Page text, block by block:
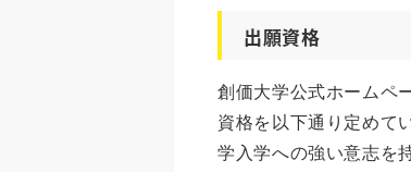
出願資格
創価大学公式ホームペ
資格を以下通り定めて
学入学への強い意志を